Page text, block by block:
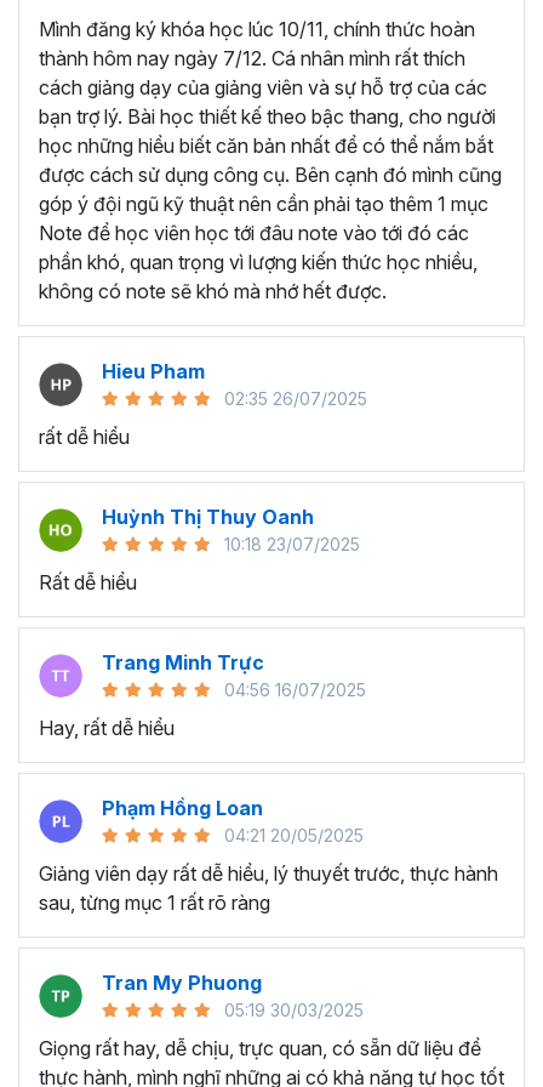
4 mục tiêu bạn sẽ đạt được khi hoàn thành chương trình
Power BI online này:
Kết nối dữ liệu vào Power BI từ nhiều nguồn dữ liệu
khác nhau.
Xử lý và làm sạch các dữ liệu thô nhanh chóng,
chuyên nghiệp.
Tạo các Mô hình dữ liệu đa chiều.
Tạo báo cáo, biểu mẫu sinh động, trực quan.
Trực quan hóa dữ liệu bằng biểu đồ và tạo
Dashboard tương tác.
cuối khóa để bạn thực hành những gì đã học và cùng
Gitiho áp dụng trong dự ánAdventure Work
đó là bài kiểm tra giúp bạn ôn tập và tự đánh giá mức độ
thành thạo kiến thức Power BI của mình.
Ai có thể tham gia khóa học
này?
Người mới bắt đầu, sinh viên, người trái ngành
kiến thức trước về Power BI muốn tìm hiểu và trang
bị kiến thức, kỹ năng phân tích dữ liệu trong nghề.
Các kế toán viên, nhân viên tài chính, kinh doanh,
marketing, nhân sự,... muốn học Power BI để tạo
hơn.
Các nhà quản lý, chủ doanh nghiệp, hay nhân sự
cấp cao cần phân tích số liệu kinh doanh để đưa ra
những quyết định thông minh, nhanh chóng.
Ưu điểm nổi bật của Power BI
trong phân tích và xử lý dữ
liệu
Mình đăng ký khóa học lúc 10/11, chính thức hoàn
thành hôm nay ngày 7/12. Cá nhân mình rất thích
cách giảng dạy của giảng viên và sự hỗ trợ của các
bạn trợ lý. Bài học thiết kế theo bậc thang, cho người
học những hiểu biết căn bản nhất để có thể nắm bắt
được cách sử dụng công cụ. Bên cạnh đó mình cũng
góp ý đội ngũ kỹ thuật nên cần phải tạo thêm 1 mục
Note để học viên học tới đâu note vào tới đó các
phần khó, quan trọng vì lượng kiến thức học nhiều,
không có note sẽ khó mà nhớ hết được.
Hieu Pham
02:35 26/07/2025
rất dễ hiểu
Huỳnh Thị Thuy Oanh
10:18 23/07/2025
Rất dễ hiểu
Trang Minh Trực
04:56 16/07/2025
Hay, rất dễ hiểu
Phạm Hồng Loan
04:21 20/05/2025
Giảng viên dạy rất dễ hiểu, lý thuyết trước, thực hành
sau, từng mục 1 rất rõ ràng
Tran My Phuong
05:19 30/03/2025
Giọng rất hay, dễ chịu, trực quan, có sẵn dữ liệu để
thực hành, mình nghĩ những ai có khả năng tự học tốt